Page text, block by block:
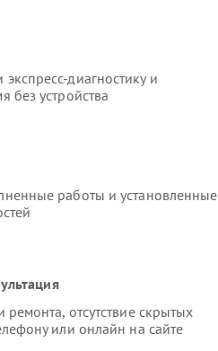
диагностику и
без устройства
работы и установленные
отсутствие скрытых
или онлайн на сайте